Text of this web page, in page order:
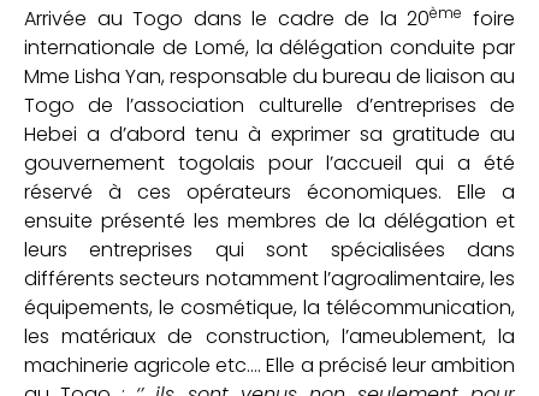
Arrivée au Togo dans le cadre de la 20ème foire
internationale de Lomé, la délégation conduite par
Mme Lisha Yan, responsable du bureau de liaison au
Togo de l’association culturelle d’entreprises de
Hebei a d’abord tenu à exprimer sa gratitude au
gouvernement togolais pour l’accueil qui a été
réservé à ces opérateurs économiques. Elle a
ensuite présenté les membres de la délégation et
leurs entreprises qui sont spécialisées dans
différents secteurs notamment l’agroalimentaire, les
équipements, le cosmétique, la télécommunication,
les matériaux de construction, l’ameublement, la
machinerie agricole etc…. Elle a précisé leur ambition